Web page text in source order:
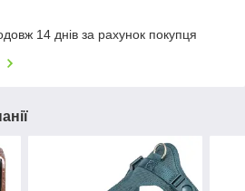
14 днів за рахунок покупця